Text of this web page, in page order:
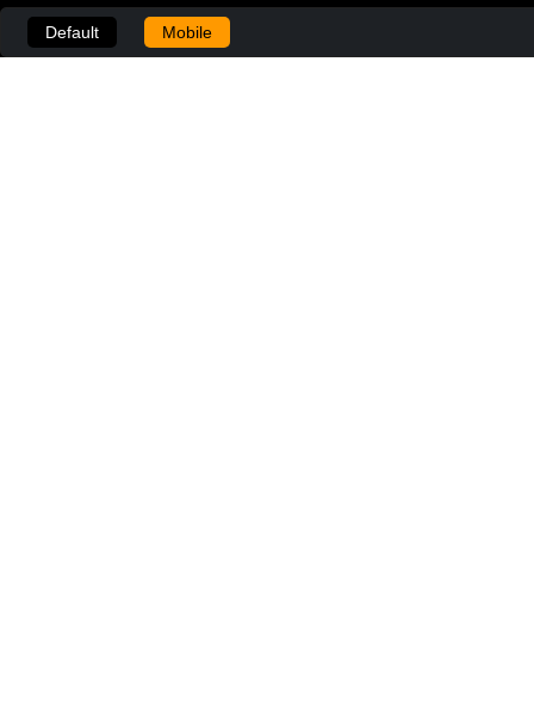
Default Mobile